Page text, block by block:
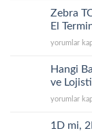
devrim!
MDM’siz
Kalmayacak!
Zebra
El
Zebra
&
Zebra
|
Zeka
yorumlar
Hangi
ve
Hangi
Okuyucu
yorumlar
1D mi,